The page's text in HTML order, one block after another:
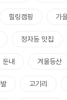
힐링캠핑 가
정자동 맛집
둔내 겨울등산
고기리